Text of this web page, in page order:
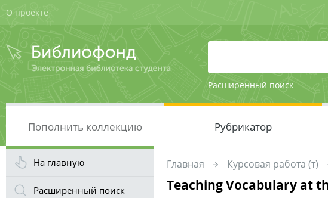
О проекте
Расширенный поиск
Пополнить коллекцию Рубрикатор
На главную
Расширенный поиск
Главная Курсовая работа (т)
Teaching Vocabulary at